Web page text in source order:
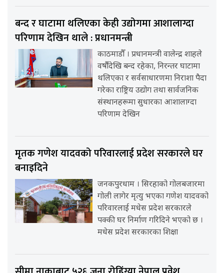
बन्द र घाटामा थलिएका केही उद्योगमा आशालाग्दा
परिणाम देखिन थाले : प्रधानमन्त्री
काठमाडौँ । प्रधानमन्त्री वालेन्द्र शाहले
वर्षौंदेखि बन्द रहेका, निरन्तर घाटामा
थलिएका र सर्वसाधारणमा निराशा पैदा
गरेका राष्ट्रिय उद्योग तथा सार्वजनिक
संस्थानहरूमा सुधारका आशालाग्दा
परिणाम देखिन
मृतक गणेश यादवको परिवारलाई प्रदेश सरकारले घर
बनाइदिने
जनकपुरधाम । सिरहाको गोलबजारमा
गोली लागेर मृत्यु भएका गणेश यादवको
परिवारलाई मधेस प्रदेश सरकारले
पक्की घर निर्माण गरिदिने भएको छ ।
मधेस प्रदेश सरकारका शिक्षा